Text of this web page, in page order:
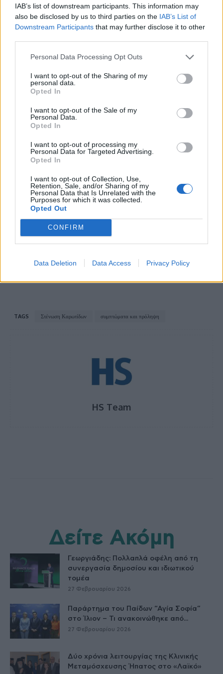
IAB’s list of downstream participants. This information may
also be disclosed by us to third parties on the IAB’s List of
Downstream Participants that may further disclose it to other
Personal Data Processing Opt Outs
I want to opt-out of the Sharing of my
personal data.
Opted In
I want to opt-out of the Sale of my
Personal Data.
Opted In
I want to opt-out of processing my
Personal Data for Targeted Advertising.
Opted In
I want to opt-out of Collection, Use,
Retention, Sale, and/or Sharing of my
Personal Data that Is Unrelated with the
Purposes for which it was collected.
Opted Out
CONFIRM
Data Deletion Data Access Privacy Policy
αιτία ισχαιμικών εγκεφαλικών επεισοδίων,
αλλά ταυτόχρονα μία πάθηση που μπορεί να
προληφθεί και να αντιμετωπιστεί
αγγειολογικός έλεγχος και η έγκαιρη
θεραπευτική παρέμβαση μειώνουν δραστικά
τον κίνδυνο σοβαρών επιπλοκών και σώζουν
photo shutterstock
Διαβάστε επίσης
Νέο «ψηφιακό ραντάρ» για τις ιώσεις: Ο ΕΟΔΥ
επιστρατεύει τους πολίτες
Φάρμακα Υψηλού Κόστους: Από σήμερα η
διάθεση μέσω φαρμακείων γειτονιάς – Πώς
TAGS Στένωση Καρωτίδων συμπτώματα και πρόληψη
HS Team
Δείτε Ακόμη
Γεωργιάδης: Πολλαπλά οφέλη από τη
συνεργασία δημοσίου και ιδιωτικού
τομέα
27 Φεβρουαρίου 2026
Παράρτημα του Παίδων “Αγία Σοφία”
στο Ίλιον – Τι ανακοινώθηκε από...
27 Φεβρουαρίου 2026
Δύο χρόνια λειτουργίας της Κλινικής
Μεταμόσχευσης Ήπατος στο «Λαϊκό»